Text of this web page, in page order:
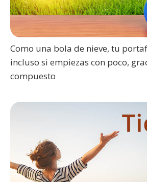
Como una bola de nieve, tu
incluso si empiezas con poco,
compuesto